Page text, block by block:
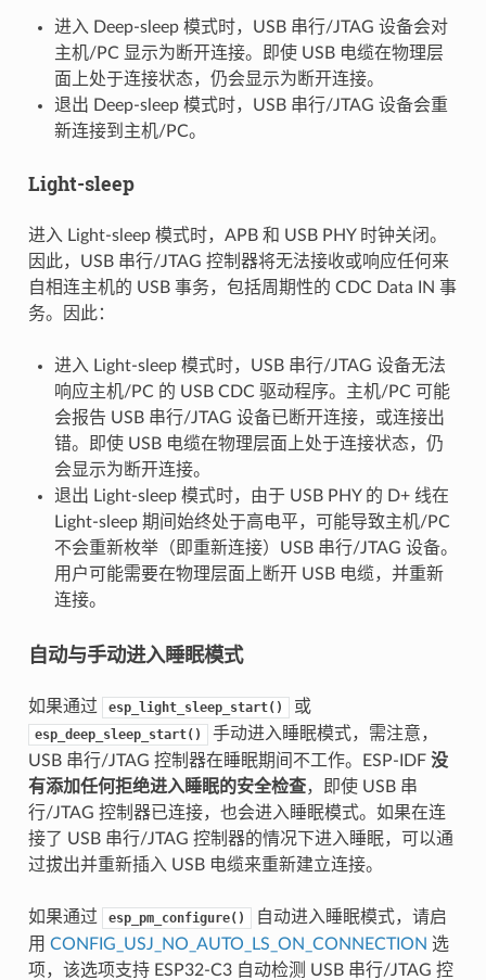
进入 Deep-sleep 模式时，USB 串行/JTAG 设备会对
主机/PC 显示为断开连接。即使 USB 电缆在物理层
面上处于连接状态，仍会显示为断开连接。
退出 Deep-sleep 模式时，USB 串行/JTAG 设备会重
新连接到主机/PC。
Light-sleep
进入 Light-sleep 模式时，APB 和 USB PHY 时钟关闭。
因此，USB 串行/JTAG 控制器将无法接收或响应任何来
自相连主机的 USB 事务，包括周期性的 CDC Data IN 事
务。因此：
进入 Light-sleep 模式时，USB 串行/JTAG 设备无法
响应主机/PC 的 USB CDC 驱动程序。主机/PC 可能
会报告 USB 串行/JTAG 设备已断开连接，或连接出
错。即使 USB 电缆在物理层面上处于连接状态，仍
会显示为断开连接。
退出 Light-sleep 模式时，由于 USB PHY 的 D+ 线在
Light-sleep 期间始终处于高电平，可能导致主机/PC
不会重新枚举（即重新连接）USB 串行/JTAG 设备。
用户可能需要在物理层面上断开 USB 电缆，并重新
连接。
自动与手动进入睡眠模式
如果通过 esp_light_sleep_start() 或
esp_deep_sleep_start()
手动进入睡眠模式，需注意，
USB 串行/JTAG 控制器在睡眠期间不工作。ESP-IDF 没
有添加任何拒绝进入睡眠的安全检查，即使 USB 串
行/JTAG 控制器已连接，也会进入睡眠模式。如果在连
接了 USB 串行/JTAG 控制器的情况下进入睡眠，可以通
过拔出并重新插入 USB 电缆来重新建立连接。
如果通过 esp_pm_configure()
自动进入睡眠模式，请启
用 CONFIG_USJ_NO_AUTO_LS_ON_CONNECTION 选
项，该选项支持 ESP32-C3 自动检测 USB 串行/JTAG 控